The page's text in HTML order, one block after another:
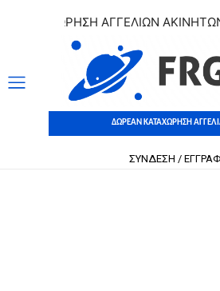
ΑΓΓΕΛΙΩΝ ΑΚΙΝΗΤΩΝ
ΔΩΡΕΑΝ ΚΑΤΑΧΩΡΗΣΗ
ΣΥΝΔΕΣΗ /